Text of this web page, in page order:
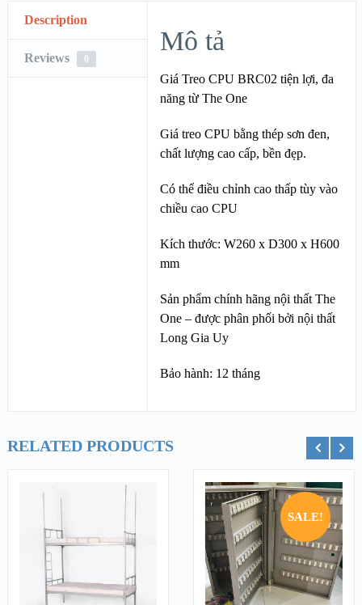
Description
Reviews 0
Mô tả
Giá Treo CPU BRC02 tiện lợi, đa
năng từ The One
Giá treo CPU bằng thép sơn đen,
chất lượng cao cấp, bền đẹp.
Có thể điều chỉnh cao thấp tùy vào
chiều cao CPU
Kích thước: W260 x D300 x H600
mm
Sản phẩm chính hãng nội thất The
One – được phân phối bởi nội thất
Long Gia Uy
Bảo hành: 12 tháng
RELATED PRODUCTS
SALE!
Thêm vào giỏ hàng Thêm vào